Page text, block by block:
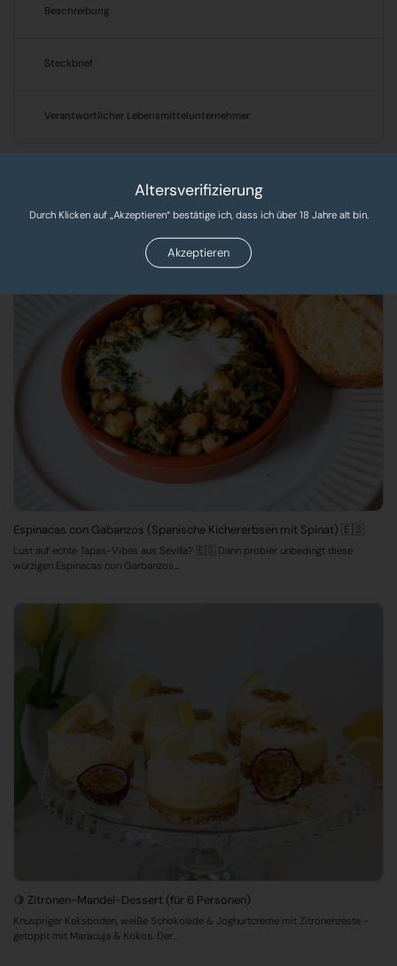
Beschreibung
Steckbrief
Verantwortlicher Lebensmittelunternehmer
Produkte, Rezepte & Tipps!
Espinacas con Gabanzos (Spanische Kichererbsen mit Spinat) 🇪🇸
Lust auf echte Tapas-Vibes aus Sevilla? 🇪🇸 Dann probier unbedingt diese
würzigen Espinacas con Garbanzos...
🍋 Zitronen-Mandel-Dessert (für 6 Personen)
Knuspriger Keksboden, weiße Schokolade & Joghurtcreme mit Zitronenzeste –
getoppt mit Maracuja & Kokos. Der...
Altersverifizierung
Durch Klicken auf „Akzeptieren“ bestätige ich, dass ich über 18 Jahre alt bin.
Akzeptieren